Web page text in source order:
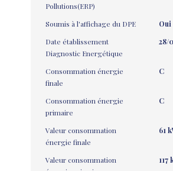
Pollutions(ERP)
Soumis à l'affichage du DPE
Oui
Date établissement
Diagnostic Energétique
28/
Consommation énergie
finale
C
Consommation énergie
primaire
C
Valeur consommation
énergie finale
61
Valeur consommation
117